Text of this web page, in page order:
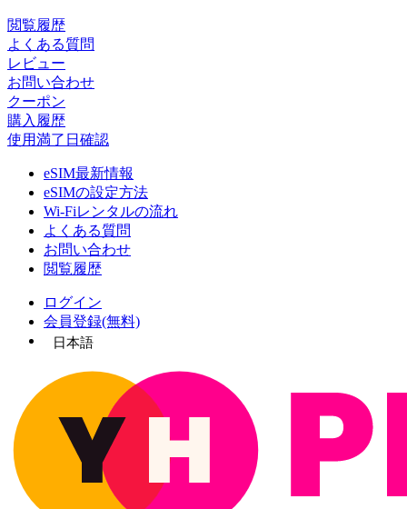
閲覧履歴
よくある質問
レビュー
お問い合わせ
クーポン
購入履歴
使用満了日確認
eSIM最新情報
eSIMの設定方法
Wi-Fiレンタルの流れ
よくある質問
お問い合わせ
閲覧履歴
ログイン
会員登録(無料)
日本語